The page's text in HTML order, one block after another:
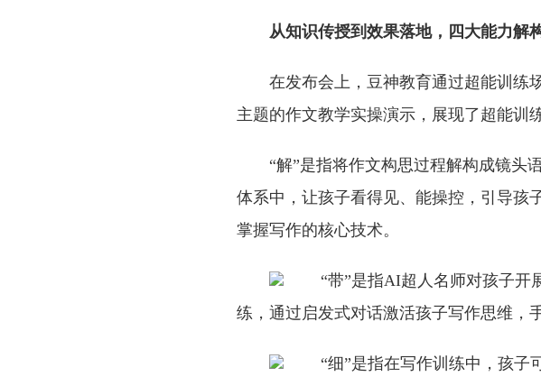
从知识传授到效果落地，四大能力解
在发布会上，豆神教育通过超能训练
主题的作文教学实操演示，展现了超能训
“解”是指将作文构思过程解构成镜头
体系中，让孩子看得见、能操控，引导孩
掌握写作的核心技术。
“带”是指AI超人名师对孩子开
练，通过启发式对话激活孩子写作思维，
“细”是指在写作训练中，孩子